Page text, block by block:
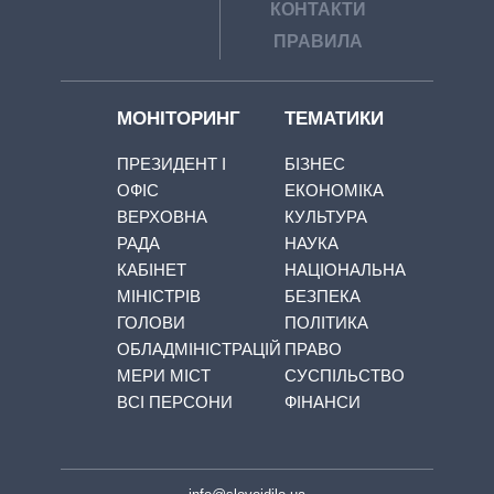
КОНТАКТИ
ПРАВИЛА
МОНІТОРИНГ
ПРЕЗИДЕНТ І
ОФІС
ВЕРХОВНА
РАДА
КАБІНЕТ
МІНІСТРІВ
ГОЛОВИ
ОБЛАДМІНІСТРАЦІЙ
МЕРИ МІСТ
ВСІ ПЕРСОНИ
ТЕМАТИКИ
БІЗНЕС
ЕКОНОМІКА
КУЛЬТУРА
НАУКА
НАЦІОНАЛЬНА
БЕЗПЕКА
ПОЛІТИКА
ПРАВО
СУСПІЛЬСТВО
ФІНАНСИ